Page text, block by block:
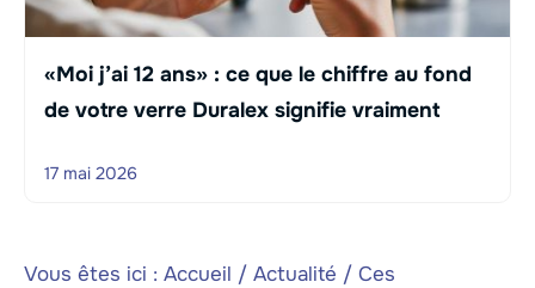
«Moi j’ai 12 ans» : ce que le chiffre au fond
de votre verre Duralex signifie vraiment
17 mai 2026
Vous êtes ici : Accueil / Actualité / Ces